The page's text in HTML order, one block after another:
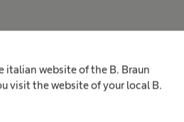
italian website of the B. Braun
visit the website of your local B.